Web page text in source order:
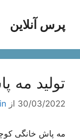
محتواپرس آنلاین
تولید مه
30/03/2022 از
مه پاش خانگی